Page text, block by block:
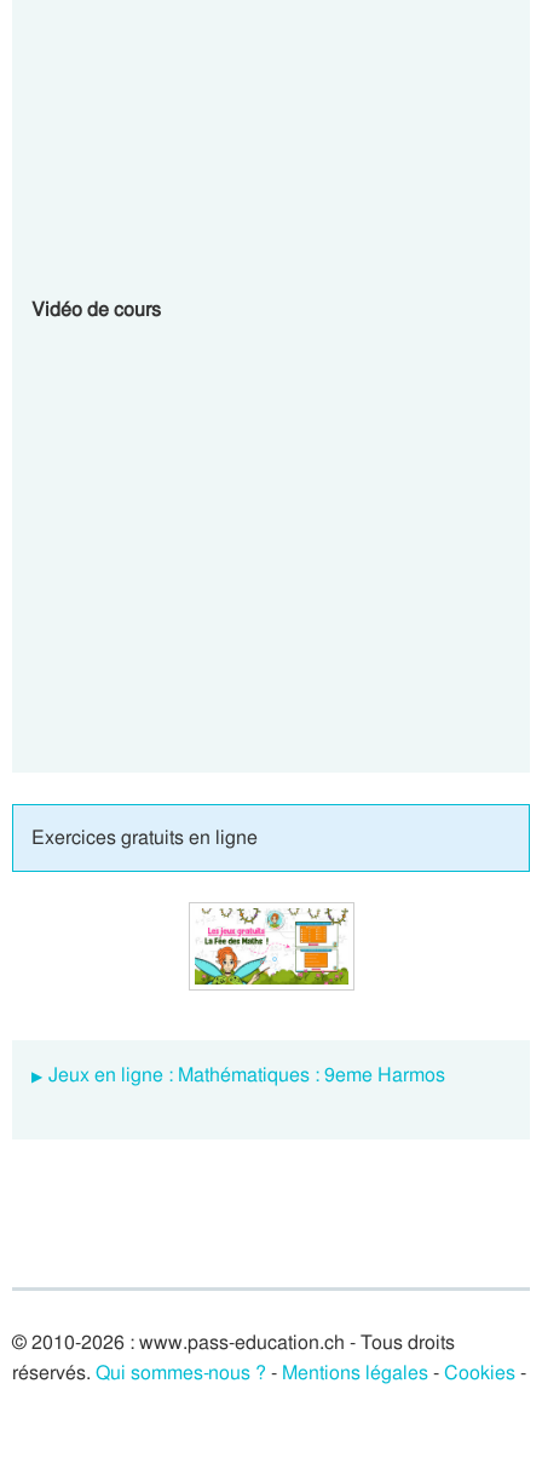
Vidéo de cours
Exercices gratuits en ligne
Jeux en ligne : Mathématiques : 9eme Harmos
© 2010-2026 : www.pass-education.ch - Tous droits
réservés. Qui sommes-nous ? - Mentions légales-Cookies-